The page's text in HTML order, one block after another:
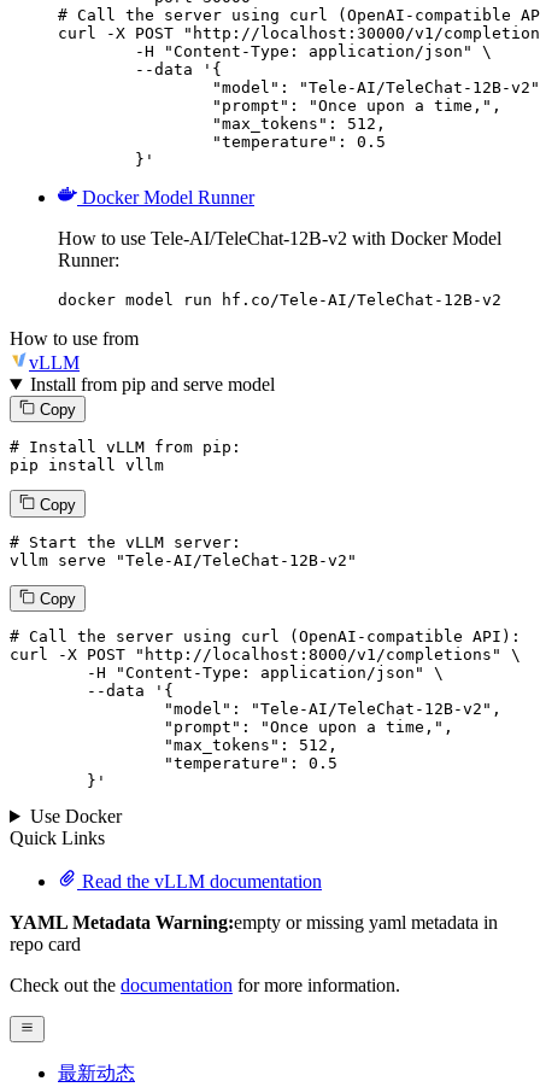
# Call the server using curl (OpenAI-compatible
curl -X POST "http://localhost:30000/v1/
	}'
Docker Model Runner
How to use Tele-AI/TeleChat-12B-v2 with Docker Model
Runner:
docker model run hf.co/Tele-AI/TeleChat-12B-v2
How to use from
vLLM
Install from pip and serve model
Copy
# Install vLLM from pip:
pip install vllm
Copy
# Start the vLLM server:
vllm serve "Tele-AI/TeleChat-12B-v2"
Copy
# Call the server using curl (OpenAI-compatible API):
curl -X POST "http://localhost:8000/v1/completions" \
--data '{
		"max_tokens":
512 ,
		"temperature":
0.5
	}
'
Use Docker
Quick Links
Read the vLLM documentation
YAML Metadata Warning:empty or missing yaml metadata in
repo card
Check out the documentation for more information.
最新动态